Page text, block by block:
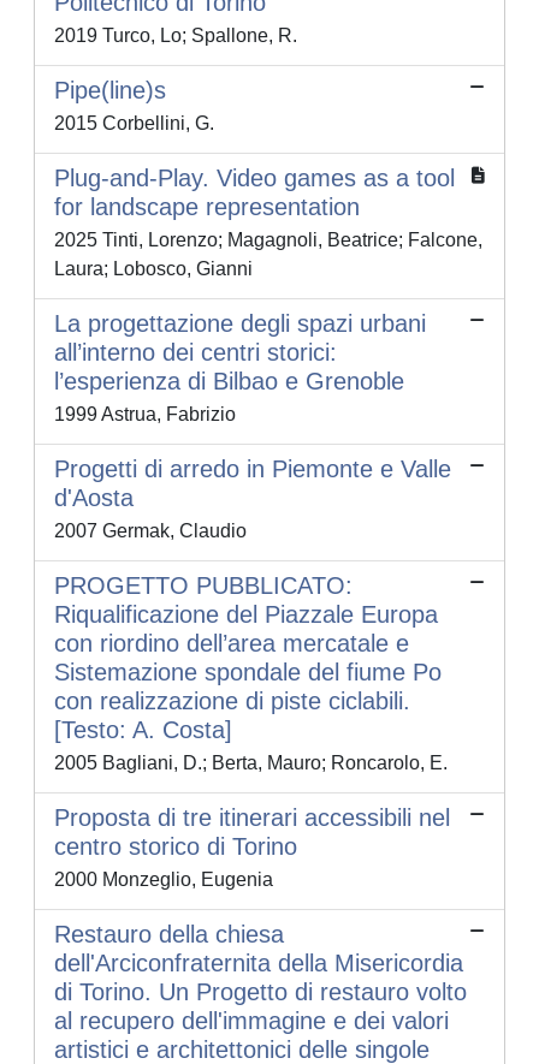
2019 Turco, Lo; Spallone, R.
Pipe(line)s
2015 Corbellini, G.
Plug-and-Play. Video games as a tool
for landscape representation
2025 Tinti, Lorenzo; Magagnoli, Beatrice; Falcone,
Laura; Lobosco, Gianni
La progettazione degli spazi urbani
all’interno dei centri storici:
l’esperienza di Bilbao e Grenoble
1999 Astrua, Fabrizio
Progetti di arredo in Piemonte e Valle
d'Aosta
2007 Germak, Claudio
PROGETTO PUBBLICATO:
Riqualificazione del Piazzale Europa
con riordino dell’area mercatale e
Sistemazione spondale del fiume Po
con realizzazione di piste ciclabili.
[Testo: A. Costa]
2005 Bagliani, D.; Berta, Mauro; Roncarolo, E.
Proposta di tre itinerari accessibili nel
centro storico di Torino
2000 Monzeglio, Eugenia
Restauro della chiesa
dell'Arciconfraternita della Misericordia
di Torino. Un Progetto di restauro volto
al recupero dell'immagine e dei valori
artistici e architettonici delle singole